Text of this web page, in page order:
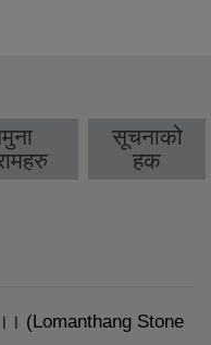
सूचनाको
हक
(Lomanthang Stone